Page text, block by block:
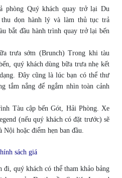
phòng Quý khách quay trở lại Du
thu dọn hành lý và làm thủ tục trả
bắt đầu hành trình quay trở lại bến
trưa sớm (Brunch) Trong khi tàu
quý khách dùng bữa trưa nhẹ kết
Đây cũng là lúc bạn có thể thư
tắm nắng để ngắm nhìn toàn cảnh
Tàu cập bến Gót, Hải Phòng. Xe
(nếu quý khách có đặt trước) sẽ
hoặc điểm hẹn ban đầu.
hính sách giá
đi, quý khách có thể tham khảo bảng